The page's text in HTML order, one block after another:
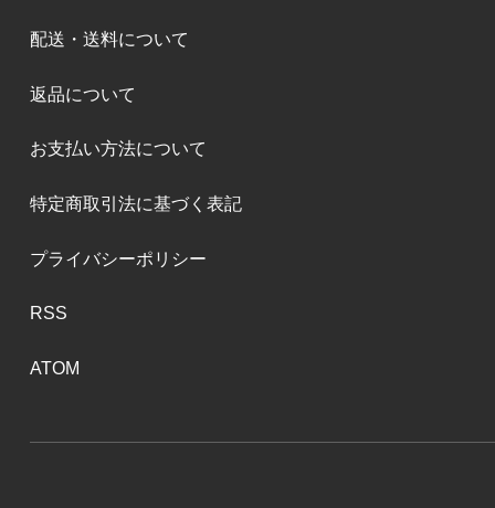
配送・送料について
返品について
お支払い方法について
特定商取引法に基づく表記
プライバシーポリシー
RSS
ATOM